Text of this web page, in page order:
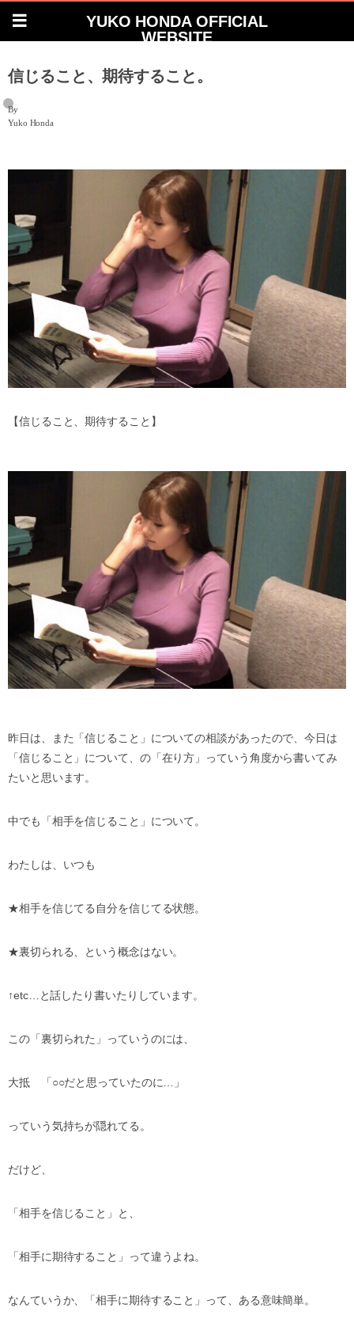
YUKO HONDA OFFICIAL
WEBSITE
信じること、期待すること。
By
Yuko Honda
【信じること、期待すること】
昨日は、また「信じること」についての相談があったので、今日は
「信じること」について、の「在り方」っていう角度から書いてみ
たいと思います。
中でも「相手を信じること」について。
わたしは、いつも
★相手を信じてる自分を信じてる状態。
★裏切られる、という概念はない。
↑etc…と話したり書いたりしています。
この「裏切られた」っていうのには、
大抵 「○○だと思っていたのに…」
っていう気持ちが隠れてる。
だけど、
「相手を信じること」と、
「相手に期待すること」って違うよね。
なんていうか、「相手に期待すること」って、ある意味簡単。